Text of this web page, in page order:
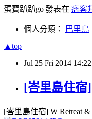
蛋寶趴趴go 發表在 痞客
個人分類： 巴里島
▲top
Jul 25 Fri 2014 14:22
[峇里島住宿
[峇里島住宿] W Retreat